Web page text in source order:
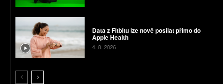
Data z Fitbitu lze nově posílat přímo do
Apple Health
4. 8. 2026